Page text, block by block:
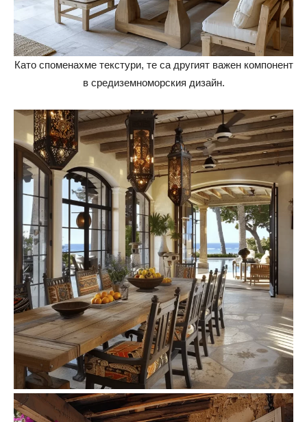
Като споменахме текстури, те са другият важен компонент
в средиземноморския дизайн.